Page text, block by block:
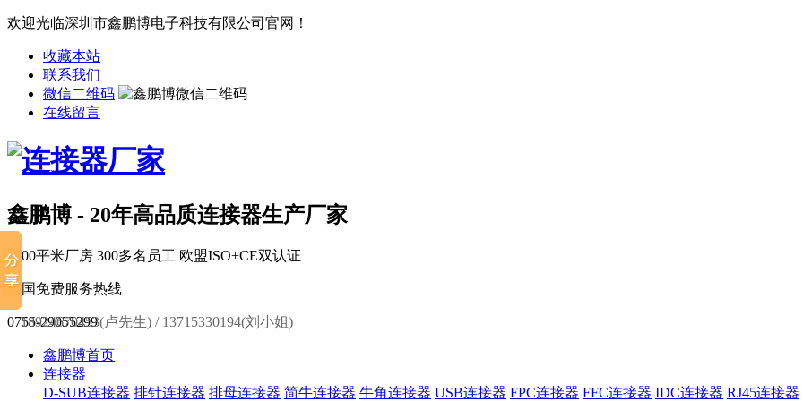
欢迎光临深圳市鑫鹏博电子科技有限公司官网！
收藏本站
联系我们
微信二维码
在线留言
鑫鹏博 - 20年高品质连接器生产厂家
6000平米厂房 300多名员工 欧盟ISO+CE双认证
全国免费服务热线
0755-29055299
18924670453(卢先生) / 13715330194(刘小姐)
鑫鹏博首页
连接器
D-SUB连接器 排针连接器 排母连接器 简牛连接器 牛角连接器 USB连接器 FPC连接器 FFC连接器 IDC连接器 RJ45连接器